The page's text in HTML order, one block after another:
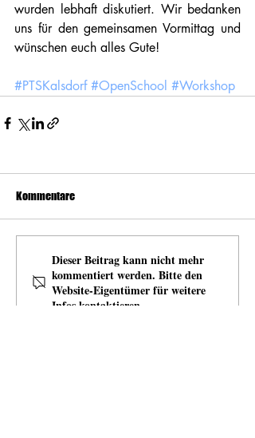
wurden lebhaft diskutiert. Wir bedanken
uns für den gemeinsamen Vormittag und
wünschen euch alles Gute!
#PTSKalsdorf #OpenSchool #Workshop
Kommentare
Dieser Beitrag kann nicht mehr
kommentiert werden. Bitte den
Website-Eigentümer für weitere
Infos kontaktieren.